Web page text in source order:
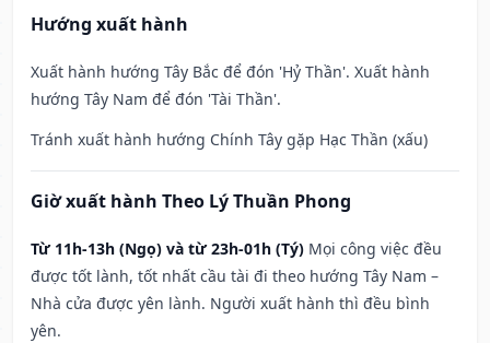
Hướng xuất hành
Xuất hành hướng Tây Bắc để đón 'Hỷ Thần'. Xuất hành
hướng Tây Nam để đón 'Tài Thần'.
Tránh xuất hành hướng Chính Tây gặp Hạc Thần (xấu)
Giờ xuất hành Theo Lý Thuần Phong
Từ 11h-13h (Ngọ) và từ 23h-01h (Tý) Mọi công việc đều
được tốt lành, tốt nhất cầu tài đi theo hướng Tây Nam –
Nhà cửa được yên lành. Người xuất hành thì đều bình
yên.